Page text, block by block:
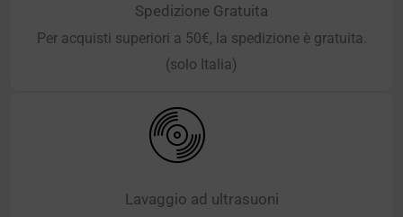
Spedizione Gratuita
Per acquisti superiori a 50€, la spedizione è gratuita.
(solo Italia)
Lavaggio ad ultrasuoni